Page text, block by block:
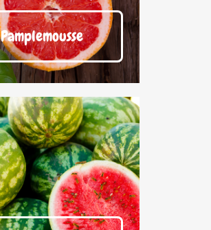
Pamplemousse